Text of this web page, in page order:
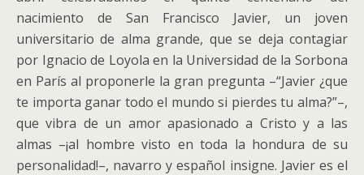
nacimiento de San Francisco Javier, un joven
universitario de alma grande, que se deja contagiar
por Ignacio de Loyola en la Universidad de la Sorbona
en París al proponerle la gran pregunta –“Javier ¿que
te importa ganar todo el mundo si pierdes tu alma?”–,
que vibra de un amor apasionado a Cristo y a las
almas –¡al hombre visto en toda la hondura de su
personalidad!–, navarro y español insigne. Javier es el